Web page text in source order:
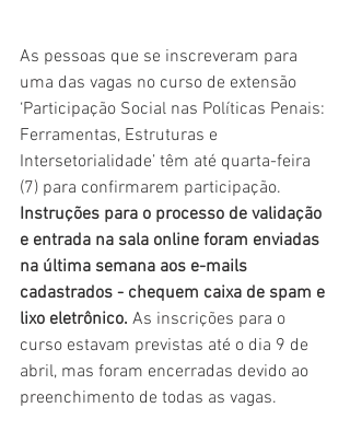
As pessoas que se inscreveram para
uma das vagas no curso de extensão
‘Participação Social nas Políticas Penais:
Ferramentas, Estruturas e
Intersetorialidade’ têm até quarta-feira
(7) para confirmarem participação.
Instruções para o processo de validação
e entrada na sala online foram enviadas
na última semana aos e-mails
cadastrados - chequem caixa de spam e
lixo eletrônico. As inscrições para o
curso estavam previstas até o dia 9 de
abril, mas foram encerradas devido ao
preenchimento de todas as vagas.